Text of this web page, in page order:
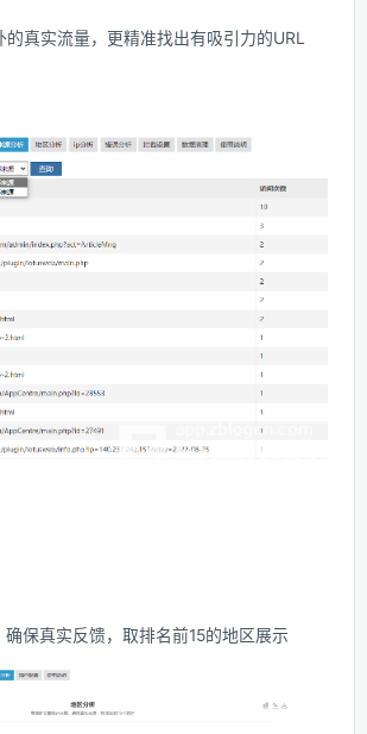
的真实流量，更精准找出有吸引力的URL
保真实反馈，取排名前15的地区展示